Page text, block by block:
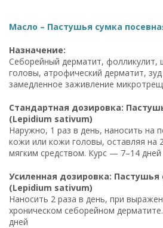
Масло – Пастушья сумка
Назначение:
Себорейный дерматит, фолликулит,
головы, атрофический дерматит,
замедленное заживление
Стандартная дозировка:
(Lepidium sativum)
Наружно, 1 раз в день, наносить на
кожи или кожи головы, оставляя на
мягким средством. Курс — 7–14 дней
Усиленная дозировка: Пастушья
(Lepidium sativum)
Наносить 2 раза в день, при
хроническом себорейном
дней